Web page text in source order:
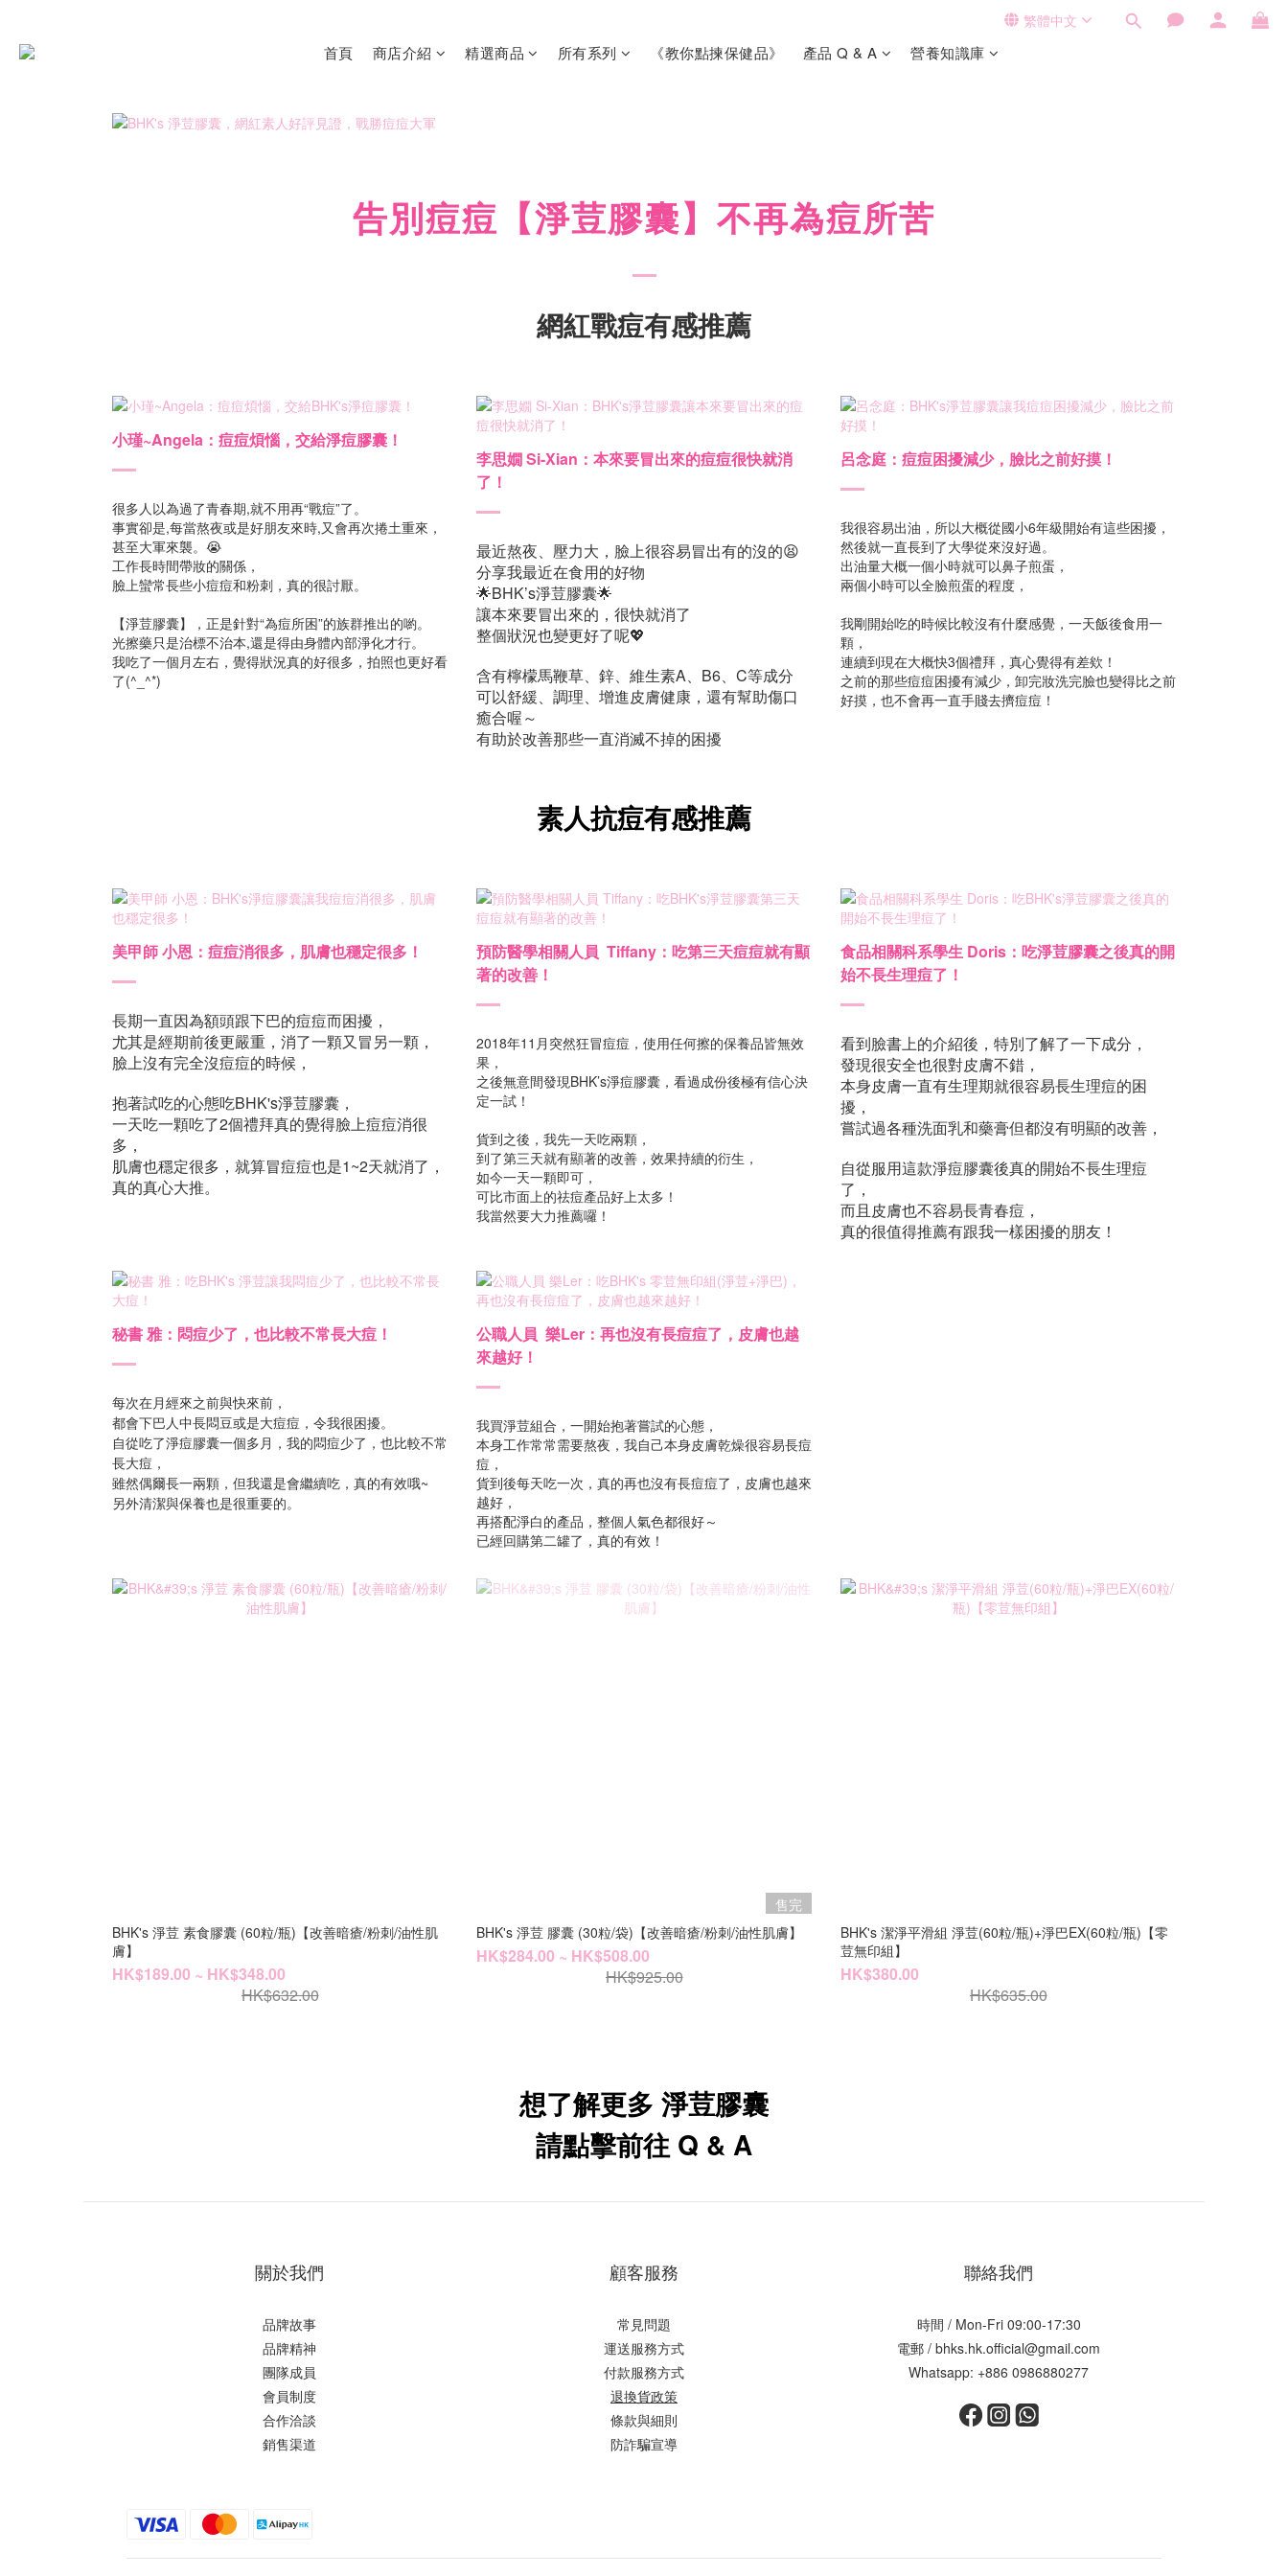
繁體中文
首頁 商店介紹 精選商品 所有系列 《教你點揀保健品》 產品 Q & A 營養知識庫
告別痘痘【淨荳膠囊】不再為痘所苦
網紅戰痘有感推薦
小瑾~Angela：痘痘煩惱，交給淨痘膠囊！
很多人以為過了青春期,就不用再“戰痘”了。
事實卻是,每當熬夜或是好朋友來時,又會再次捲土重來，
甚至大軍來襲。😭
工作長時間帶妝的關係，
臉上蠻常長些小痘痘和粉刺，真的很討厭。
【淨荳膠囊】，正是針對“為痘所困”的族群推出的喲。
光擦藥只是治標不治本,還是得由身體內部淨化才行。
我吃了一個月左右，覺得狀況真的好很多，拍照也更好看
了(^_^*)
李思嫺 Si-Xian：本來要冒出來的痘痘很快就消
了！
最近熬夜、壓力大，臉上很容易冒出有的沒的😫
分享我最近在食用的好物
🌟BHK’s淨荳膠囊🌟
讓本來要冒出來的，很快就消了
整個狀況也變更好了呢💖
含有檸檬馬鞭草、鋅、維生素A、B6、C等成分
可以舒緩、調理、增進皮膚健康，還有幫助傷口
癒合喔～
有助於改善那些一直消滅不掉的困擾
呂念庭：痘痘困擾減少，臉比之前好摸！
我很容易出油，所以大概從國小6年級開始有這些困擾，
然後就一直長到了大學從來沒好過。
出油量大概一個小時就可以鼻子煎蛋，
兩個小時可以全臉煎蛋的程度，
我剛開始吃的時候比較沒有什麼感覺，一天飯後食用一
顆，
連續到現在大概快3個禮拜，真心覺得有差欸！
之前的那些痘痘困擾有減少，卸完妝洗完臉也變得比之前
好摸，也不會再一直手賤去擠痘痘！
素人抗痘有感推薦
美甲師 小恩：痘痘消很多，肌膚也穩定很多！
長期一直因為額頭跟下巴的痘痘而困擾，
尤其是經期前後更嚴重，消了一顆又冒另一顆，
臉上沒有完全沒痘痘的時候，
抱著試吃的心態吃BHK's淨荳膠囊，
一天吃一顆吃了2個禮拜真的覺得臉上痘痘消很
多，
肌膚也穩定很多，就算冒痘痘也是1~2天就消了，
真的真心大推。
預防醫學相關人員 Tiffany：吃第三天痘痘就有顯
著的改善！
2018年11月突然狂冒痘痘，使用任何擦的保養品皆無效
果，
之後無意間發現BHK’s淨痘膠囊，看過成份後極有信心決
定一試！
貨到之後，我先一天吃兩顆，
到了第三天就有顯著的改善，效果持續的衍生，
如今一天一顆即可，
可比市面上的祛痘產品好上太多！
我當然要大力推薦囉！
食品相關科系學生 Doris：吃淨荳膠囊之後真的開
始不長生理痘了！
看到臉書上的介紹後，特別了解了一下成分，
發現很安全也很對皮膚不錯，
本身皮膚一直有生理期就很容易長生理痘的困
擾，
嘗試過各種洗面乳和藥膏但都沒有明顯的改善，
自從服用這款淨痘膠囊後真的開始不長生理痘
了，
而且皮膚也不容易長青春痘，
真的很值得推薦有跟我一樣困擾的朋友！
秘書 雅：悶痘少了，也比較不常長大痘！
每次在月經來之前與快來前，
都會下巴人中長悶豆或是大痘痘，令我很困擾。
自從吃了淨痘膠囊一個多月，我的悶痘少了，也比較不常
長大痘，
雖然偶爾長一兩顆，但我還是會繼續吃，真的有效哦~
另外清潔與保養也是很重要的。
公職人員 樂Ler：再也沒有長痘痘了，皮膚也越
來越好！
我買淨荳組合，一開始抱著嘗試的心態，
本身工作常常需要熬夜，我自己本身皮膚乾燥很容易長痘
痘，
貨到後每天吃一次，真的再也沒有長痘痘了，皮膚也越來
越好，
再搭配淨白的產品，整個人氣色都很好～
已經回購第二罐了，真的有效！
BHK's 淨荳 素食膠囊 (60粒/瓶)【改善暗瘡/粉刺/油性肌
膚】
HK$189.00 ~ HK$348.00
HK$632.00
售完
BHK's 淨荳 膠囊 (30粒/袋)【改善暗瘡/粉刺/油性肌膚】
HK$284.00 ~ HK$508.00
HK$925.00
BHK's 潔淨平滑組 淨荳(60粒/瓶)+淨巴EX(60粒/瓶)【零
荳無印組】
HK$380.00
HK$635.00
想了解更多 淨荳膠囊
請點擊前往 Q & A
關於我們
品牌故事
品牌精神
團隊成員
會員制度
合作洽談
銷售渠道
顧客服務
常見問題
運送服務方式
付款服務方式
退換貨政策
條款與細則
防詐騙宣導
聯絡我們
時間 / Mon-Fri 09:00-17:30
電郵 / bhks.hk.official@gmail.com
Whatsapp: +886 0986880277